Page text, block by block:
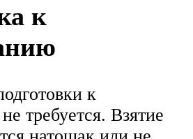
к
к
требуется. Взятие